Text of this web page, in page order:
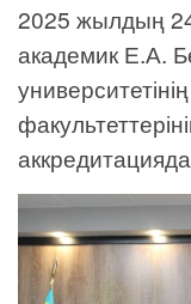
2025 жылдың
академик Е.А.